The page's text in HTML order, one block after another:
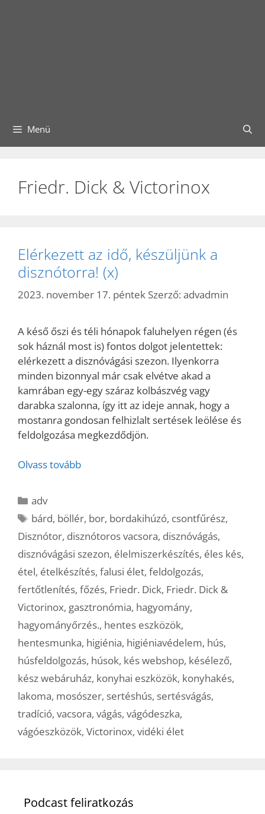
Menü
Friedr. Dick & Victorinox
Elérkezett az idő, készüljünk a
disznótorra! (x)
2023. november 17. péntek Szerző: advadmin
A késő őszi és téli hónapok faluhelyen régen (és
sok háznál most is) fontos dolgot jelentettek:
elérkezett a disznóvágási szezon. Ilyenkorra
minden bizonnyal már csak elvétve akad a
kamrában egy-egy száraz kolbászvég vagy
darabka szalonna, így itt az ideje annak, hogy a
mostanra gondosan felhizlalt sertések leölése és
feldolgozása megkezdődjön.
Olvass tovább
Kategória
adv
Címkék
bárd, böllér, bor, bordakihúzó, csontfűrész,
Disznótor, disznótoros vacsora, disznóvágás,
disznóvágási szezon, élelmiszerkészítés, éles kés,
étel, ételkészítés, falusi élet, feldolgozás,
fertőtlenítés, főzés, Friedr. Dick, Friedr. Dick &
Victorinox, gasztronómia, hagyomány,
hagyományőrzés., hentes eszközök,
hentesmunka, higiénia, higiéniavédelem, hús,
húsfeldolgozás, húsok, kés webshop, késélező,
kész webáruház, konyhai eszközök, konyhakés,
lakoma, mosószer, sertéshús, sertésvágás,
tradíció, vacsora, vágás, vágódeszka,
vágóeszközök, Victorinox, vidéki élet
Podcast feliratkozás